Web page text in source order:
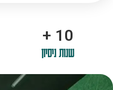
10
+
שנות ניסיון